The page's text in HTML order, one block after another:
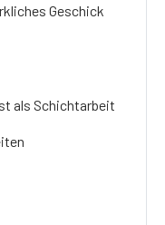
Geschick
als Schichtarbeit